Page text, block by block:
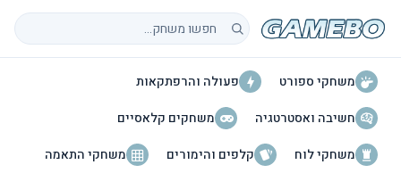
חיפוש משחקים
משחקי ספורט
פעולה והרפתקאות
חשיבה ואסטרטגיה
משחקים קלאסיים
משחקי לוח
קלפים והימורים
משחקי התאמה